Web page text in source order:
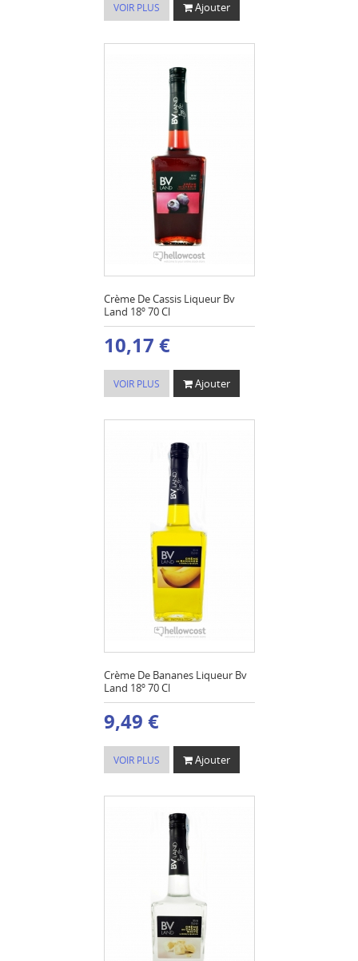
VOIR PLUS Ajouter
Crème De Cassis Liqueur Bv
Land 18º 70 Cl
10,17 €
VOIR PLUS Ajouter
Crème De Bananes Liqueur Bv
Land 18º 70 Cl
9,49 €
VOIR PLUS Ajouter